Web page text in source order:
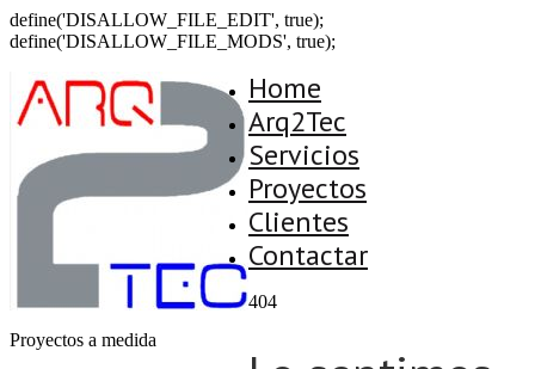
define('DISALLOW_FILE_EDIT', true);
define('DISALLOW_FILE_MODS', true);
Proyectos a medida
Home
Arq2Tec
Servicios
Proyectos
Clientes
Contactar
404